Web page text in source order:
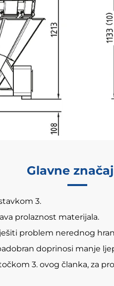
Glavne
3.
prolaznost materijala.
problem nerednog
doprinosi manje
3. ovog članka, za